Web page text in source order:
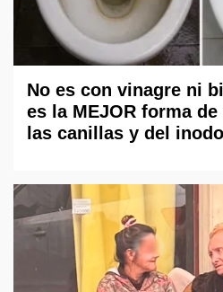
No es con vinagre ni
es la MEJOR forma
las canillas y del